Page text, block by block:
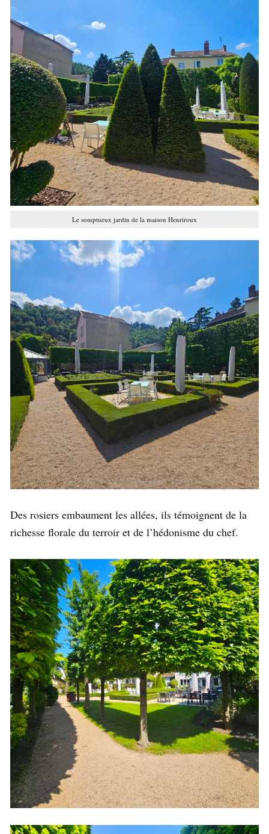
Le somptueux jardin de la maison Henriroux
Des rosiers embaument les allées, ils témoignent de la
richesse florale du terroir et de l’hédonisme du chef.